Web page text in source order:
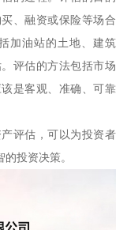
、融资或保险等场合
加油站的土地、建筑
评估的方法包括市场
是客观、准确、可靠
评估，可以为投资者
投资决策。